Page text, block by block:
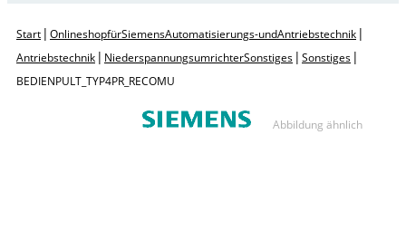
Start | Onlineshop für Siemens Automatisierungs- und Antriebstechnik |
Antriebstechnik | Niederspannungsumrichter Sonstiges | Sonstiges |
BEDIENPULT_TYP4 PR_RECOMU
Abbildung ähnlich